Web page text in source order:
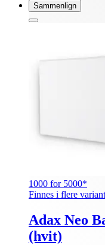
Sammenlign
1000 for 5000*
Finnes i flere
Adax Neo
(hvit)